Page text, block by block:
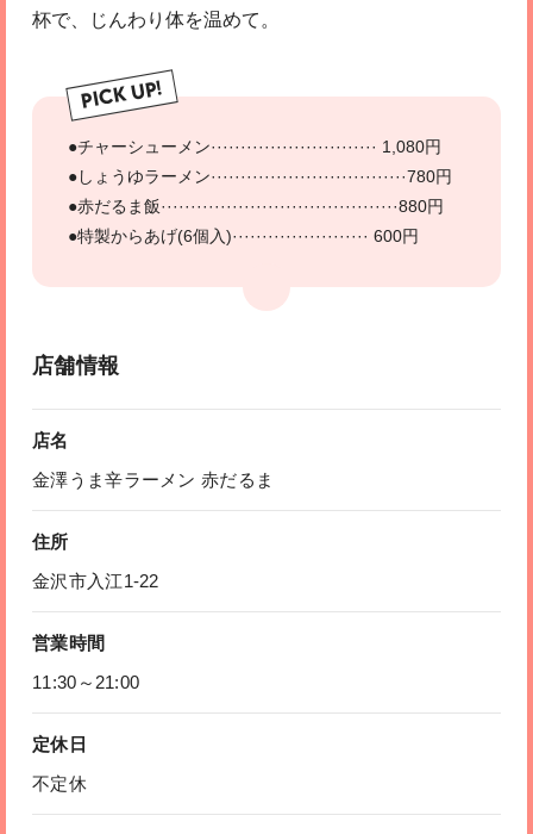
杯で、じんわり体を温めて。
PICK UP!
●チャーシューメン···························· 1,080円
●しょうゆラーメン·································780円
●赤だるま飯········································880円
●特製からあげ(6個入)······················· 600円
店舗情報
店名
金澤うま辛ラーメン 赤だるま
住所
金沢市入江1-22
営業時間
11:30～21:00
定休日
不定休